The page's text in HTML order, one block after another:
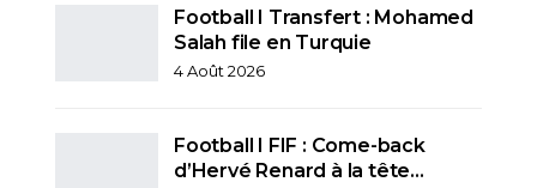
Football I Transfert : Mohamed
Salah file en Turquie
4 Août 2026
Football I FIF : Come-back
d’Hervé Renard à la tête…